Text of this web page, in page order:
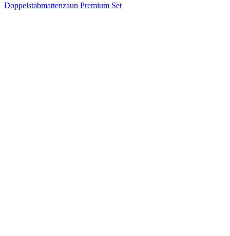
Doppelstabmattenzaun Premium Set